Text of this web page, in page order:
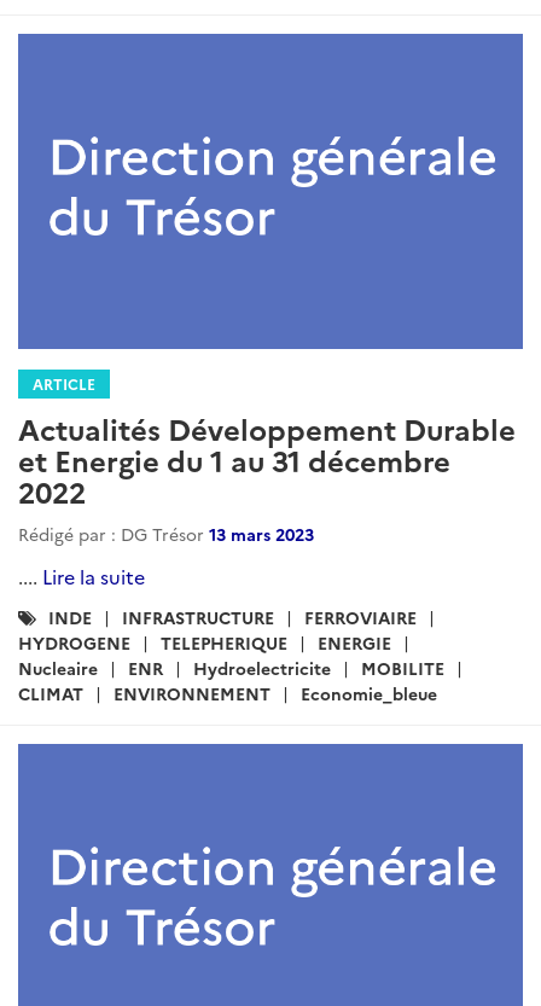
ARTICLE
Actualités Développement Durable
et Energie du 1 au 31 décembre
2022
Rédigé par : DG Trésor 13 mars 2023
.... Lire la suite
Catégories
:
INDE INFRASTRUCTURE
FERROVIAIRE
HYDROGENE
TELEPHERIQUE
ENERGIE
Nucleaire
ENR Hydroelectricite
MOBILITE
CLIMAT
ENVIRONNEMENT Economie_bleue